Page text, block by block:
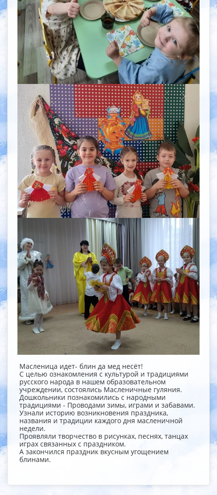
Масленица идет- блин да мед несёт!
С целью ознакомления с культурой и традициями
русского народа в нашем образовательном
учреждении, состоялись Масленичные гуляния.
Дошкольники познакомились с народными
традициями - Проводами зимы, играми и забавами.
Узнали историю возникновения праздника,
названия и традиции каждого дня масленичной
недели.
Проявляли творчество в рисунках, песнях, танцах
играх связанных с праздником.
А закончился праздник вкусным угощением
блинами.